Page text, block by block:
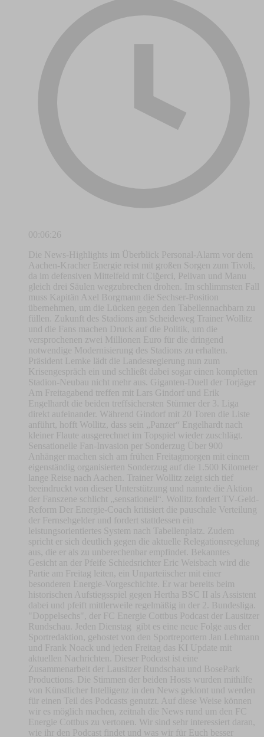
00:06:26
Die News-Highlights im Überblick Personal-Alarm vor dem
Aachen-Kracher Energie reist mit großen Sorgen zum Tivoli,
da im defensiven Mittelfeld mit Ciğerci, Pelivan und Manu
gleich drei Säulen wegzubrechen drohen. Im schlimmsten Fall
muss Kapitän Axel Borgmann die Sechser-Position
übernehmen, um die Lücken gegen den Tabellennachbarn zu
füllen. Zukunft des Stadions am Scheideweg Trainer Wollitz
und die Fans machen Druck auf die Politik, um die
versprochenen zwei Millionen Euro für die dringend
notwendige Modernisierung des Stadions zu erhalten.
Präsident Lemke lädt die Landesregierung nun zum
Krisengespräch ein und schließt dabei sogar einen kompletten
Stadion-Neubau nicht mehr aus. Giganten-Duell der Torjäger
Am Freitagabend treffen mit Lars Gindorf und Erik
Engelhardt die beiden treffsichersten Stürmer der 3. Liga
direkt aufeinander. Während Gindorf mit 20 Toren die Liste
anführt, hofft Wollitz, dass sein „Panzer“ Engelhardt nach
kleiner Flaute ausgerechnet im Topspiel wieder zuschlägt.
Sensationelle Fan-Invasion per Sonderzug Über 900
Anhänger machen sich am frühen Freitagmorgen mit einem
eigenständig organisierten Sonderzug auf die 1.500 Kilometer
lange Reise nach Aachen. Trainer Wollitz zeigt sich tief
beeindruckt von dieser Unterstützung und nannte die Aktion
der Fanszene schlicht „sensationell“. Wollitz fordert TV-Geld-
Reform Der Energie-Coach kritisiert die pauschale Verteilung
der Fernsehgelder und fordert stattdessen ein
leistungsorientiertes System nach Tabellenplatz. Zudem
spricht er sich deutlich gegen die aktuelle Relegationsregelung
aus, die er als zu unberechenbar empfindet. Bekanntes
Gesicht an der Pfeife Schiedsrichter Eric Weisbach wird die
Partie am Freitag leiten, ein Unparteiischer mit einer
besonderen Energie-Vorgeschichte. Er war bereits beim
historischen Aufstiegsspiel gegen Hertha BSC II als Assistent
dabei und pfeift mittlerweile regelmäßig in der 2. Bundesliga.
"Doppelsechs", der FC Energie Cottbus Podcast der Lausitzer
Rundschau. Jeden Dienstag gibt es eine neue Folge aus der
Sportredaktion, gehostet von den Sportreportern Jan Lehmann
und Frank Noack und jeden Freitag das KI Update mit
aktuellen Nachrichten. Dieser Podcast ist eine
Zusammenarbeit der Lausitzer Rundschau und BosePark
Productions. Die Stimmen der beiden Hosts wurden mithilfe
von Künstlicher Intelligenz in den News geklont und werden
für einen Teil des Podcasts genutzt. Auf diese Weise können
wir es möglich machen, zeitnah die News rund um den FC
Energie Cottbus zu vertonen. Wir sind sehr interessiert daran,
wie ihr den Podcast findet und was wir für Euch besser